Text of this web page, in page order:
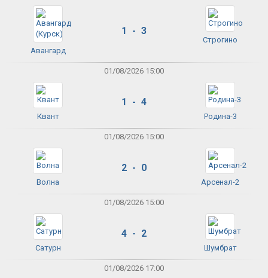
Авангард
1 - 3
Строгино
01/08/2026 15:00
Квант
1 - 4
Родина-3
01/08/2026 15:00
Волна
2 - 0
Арсенал-2
01/08/2026 15:00
Сатурн
4 - 2
Шумбрат
01/08/2026 17:00